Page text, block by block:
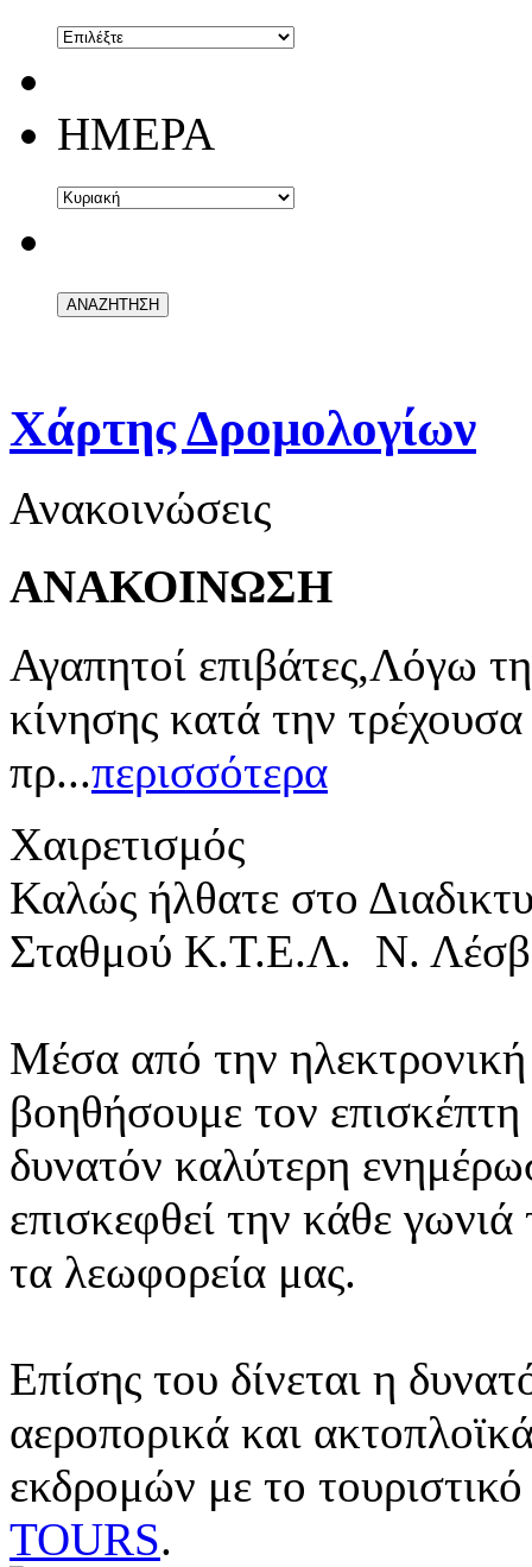
ΗΜΕΡΑ
Χάρτης Δρομολογίων
Ανακοινώσεις
ΑΝΑΚΟΙΝΩΣΗ
Αγαπητοί επιβάτες,Λόγω
κίνησης κατά την
πρ...περισσότερα
Χαιρετισμός
Καλώς ήλθατε στο
Σταθμού Κ.Τ.Ε.Λ. Ν.
Μέσα από την ηλεκτρονική
βοηθήσουμε τον
δυνατόν καλύτερη
επισκεφθεί την κάθε
τα λεωφορεία μας.
Επίσης του δίνεται η
αεροπορικά και
εκδρομών με το
TOURS.